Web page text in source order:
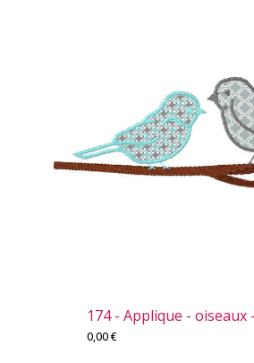
174 - Applique - oiseaux
0,00€